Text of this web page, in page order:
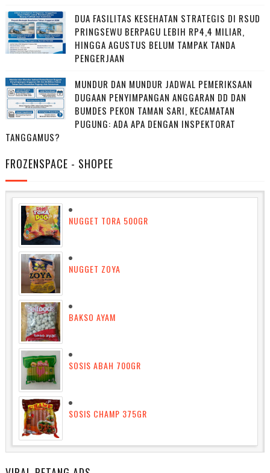
DUA FASILITAS KESEHATAN STRATEGIS DI RSUD
PRINGSEWU BERPAGU LEBIH RP4,4 MILIAR,
HINGGA AGUSTUS BELUM TAMPAK TANDA
PENGERJAAN
MUNDUR DAN MUNDUR JADWAL PEMERIKSAAN
DUGAAN PENYIMPANGAN ANGGARAN DD DAN
BUMDES PEKON TAMAN SARI, KECAMATAN
PUGUNG: ADA APA DENGAN INSPEKTORAT
TANGGAMUS?
FROZENSPACE - SHOPEE
NUGGET TORA 500GR
NUGGET ZOYA
BAKSO AYAM
SOSIS ABAH 700GR
SOSIS CHAMP 375GR